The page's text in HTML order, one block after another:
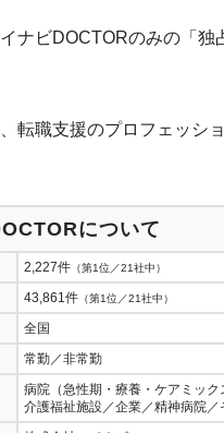
ナビDOCTORのみの「独
転職支援のプロフェッシ
について
2,227件 （第1位／21社中）
43,861件 （第1位／21社中）
全国
常勤／非常勤
病院（急性期・療養・ケアミッ
介護福祉施設／企業／精神病院／